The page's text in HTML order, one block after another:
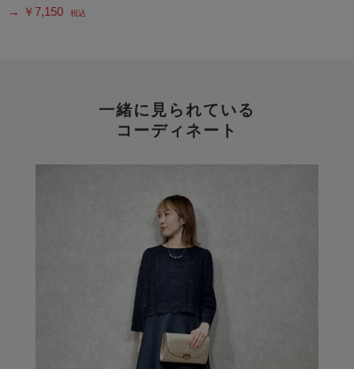
→ ￥7,150 税込
一緒に見られている
コーディネート